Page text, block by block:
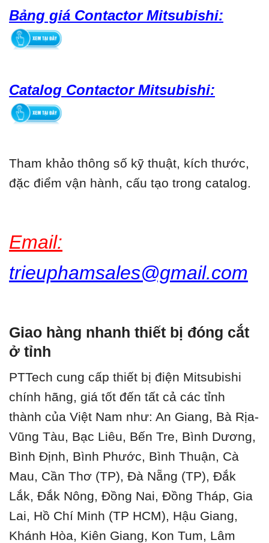
Bảng giá Contactor Mitsubishi:
Catalog Contactor Mitsubishi:
Tham khảo thông số kỹ thuật, kích thước,
đặc điểm vận hành, cấu tạo trong catalog.
Email:
trieuphamsales@gmail.com
Giao hàng nhanh thiết bị đóng cắt
ở tỉnh
PTTech cung cấp thiết bị điện Mitsubishi
chính hãng, giá tốt đến tất cả các tỉnh
thành của Việt Nam như: An Giang, Bà Rịa-
Vũng Tàu, Bạc Liêu, Bến Tre, Bình Dương,
Bình Định, Bình Phước, Bình Thuận, Cà
Mau, Cần Thơ (TP), Đà Nẵng (TP), Đắk
Lắk, Đắk Nông, Đồng Nai, Đồng Tháp, Gia
Lai, Hồ Chí Minh (TP HCM), Hậu Giang,
Khánh Hòa, Kiên Giang, Kon Tum, Lâm